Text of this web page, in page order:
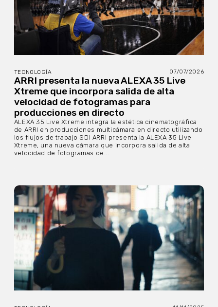
TECNOLOGÍA 07/07/2026
ARRI presenta la nueva ALEXA 35 Live
Xtreme que incorpora salida de alta
velocidad de fotogramas para
producciones en directo
ALEXA 35 Live Xtreme integra la estética cinematográfica
de ARRI en producciones multicámara en directo utilizando
los flujos de trabajo SDI ARRI presenta la ALEXA 35 Live
Xtreme, una nueva cámara que incorpora salida de alta
velocidad de fotogramas de...